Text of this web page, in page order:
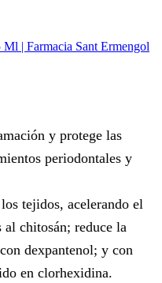
y protege las
periodontales y
tejidos, acelerando el
chitosán; reduce la
dexpantenol; y con
en clorhexidina.